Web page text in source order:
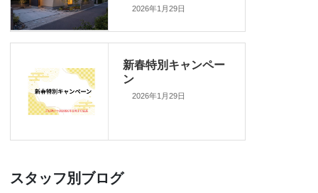
2026年1月29日
新春特別キャンペー
ン
2026年1月29日
スタッフ別ブログ